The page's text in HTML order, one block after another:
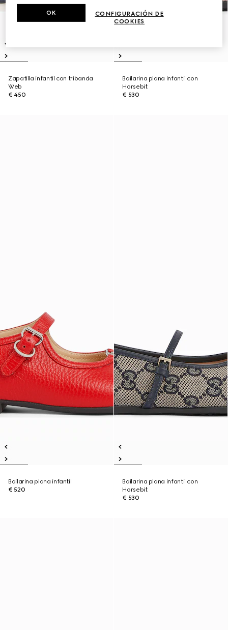
Zapatilla infantil con tribanda
Web
€ 450
Bailarina plana infantil con
Horsebit
€ 530
Bailarina plana infantil
€ 520
Bailarina plana infantil con
Horsebit
€ 530
CONFIGURACIÓN DE
COOKIES
OK